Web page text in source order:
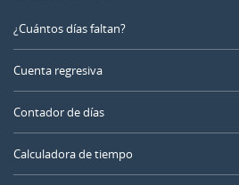
¿Cuántos días faltan?
Cuenta regresiva
Contador de días
Calculadora de tiempo